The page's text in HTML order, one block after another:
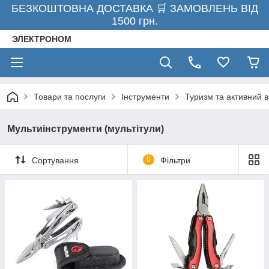
БЕЗКОШТОВНА ДОСТАВКА 🛒 ЗАМОВЛЕНЬ ВІД
1500 грн.
ЭЛЕКТРОНОМ
Товари та послуги Інструменти Туризм та активний
Мультиінструменти (мультітули)
Сортування 0 Фільтри